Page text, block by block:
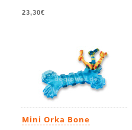
23,30€
Mini Orka Bone